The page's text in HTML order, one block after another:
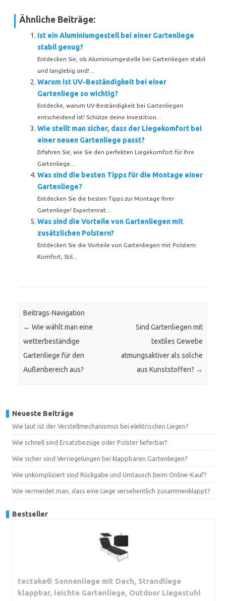
Ähnliche Beiträge:
Ist ein Aluminiumgestell bei einer Gartenliege
stabil genug?
Entdecken Sie, ob Aluminiumgestelle bei Gartenliegen stabil
und langlebig sind!...
Warum ist UV-Beständigkeit bei einer
Gartenliege so wichtig?
Entdecke, warum UV-Beständigkeit bei Gartenliegen
entscheidend ist! Schütze deine Investition...
Wie stellt man sicher, dass der Liegekomfort bei
einer neuen Gartenliege passt?
Erfahren Sie, wie Sie den perfekten Liegekomfort für Ihre
Gartenliege...
Was sind die besten Tipps für die Montage einer
Gartenliege?
Entdecken Sie die besten Tipps zur Montage Ihrer
Gartenliege! Expertenrat...
Was sind die Vorteile von Gartenliegen mit
zusätzlichen Polstern?
Entdecken Sie die Vorteile von Gartenliegen mit Polstern:
Komfort, Stil...
Beitrags-Navigation
← Wie wählt man eine
wetterbeständige
Gartenliege für den
Außenbereich aus?
Sind Gartenliegen mit
textiles Gewebe
atmungsaktiver als solche
aus Kunststoffen? →
Neueste Beiträge
Wie laut ist der Verstellmechanismus bei elektrischen Liegen?
Wie schnell sind Ersatzbezüge oder Polster lieferbar?
Wie sicher sind Verriegelungen bei klappbaren Gartenliegen?
Wie unkompliziert sind Rückgabe und Umtausch beim Online-Kauf?
Wie vermeidet man, dass eine Liege versehentlich zusammenklappt?
Bestseller
tectake® Sonnenliege mit Dach, Strandliege
klappbar, leichte Gartenliege, Outdoor Liegestuhl